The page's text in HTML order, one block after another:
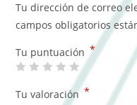
Tu dirección de correo
campos obligatorios
Tu puntuación *
Tu valoración *